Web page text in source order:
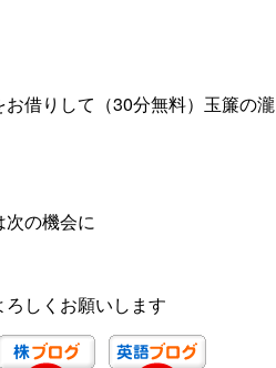
借りして（30分無料）玉簾の瀧
次の機会に
しくお願いします